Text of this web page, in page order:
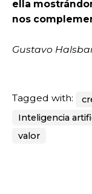
ella
nos
Gustavo
Tagged with:
Inteligencia
valor